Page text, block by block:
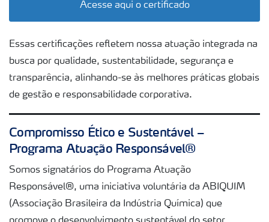
Acesse aqui o certificado
Essas certificações refletem nossa atuação integrada na
busca por qualidade, sustentabilidade, segurança e
transparência, alinhando-se às melhores práticas globais
de gestão e responsabilidade corporativa.
Compromisso Ético e Sustentável –
Programa Atuação Responsável®
Somos signatários do Programa Atuação
Responsável®, uma iniciativa voluntária da ABIQUIM
(Associação Brasileira da Indústria Química) que